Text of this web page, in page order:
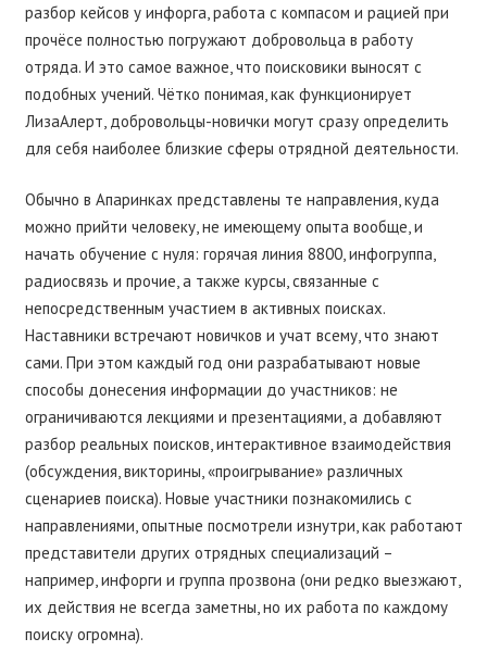
разбор кейсов у инфорга, работа с компасом и рацией при
прочёсе полностью погружают добровольца в работу
отряда. И это самое важное, что поисковики выносят с
подобных учений. Чётко понимая, как функционирует
ЛизаАлерт, добровольцы-новички могут сразу определить
для себя наиболее близкие сферы отрядной деятельности.
Обычно в Апаринках представлены те направления, куда
можно прийти человеку, не имеющему опыта вообще, и
начать обучение с нуля: горячая линия 8800, инфогруппа,
радиосвязь и прочие, а также курсы, связанные с
непосредственным участием в активных поисках.
Наставники встречают новичков и учат всему, что знают
сами. При этом каждый год они разрабатывают новые
способы донесения информации до участников: не
ограничиваются лекциями и презентациями, а добавляют
разбор реальных поисков, интерактивное взаимодействия
(обсуждения, викторины, «проигрывание» различных
сценариев поиска). Новые участники познакомились с
направлениями, опытные посмотрели изнутри, как работают
представители других отрядных специализаций –
например, инфорги и группа прозвона (они редко выезжают,
их действия не всегда заметны, но их работа по каждому
поиску огромна).